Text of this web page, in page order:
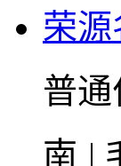
荣源
普通
南 |